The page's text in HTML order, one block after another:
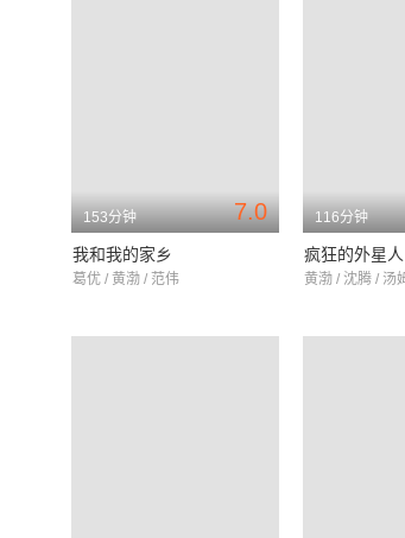
7.0
153分钟
我和我的家乡
葛优 / 黄渤 / 范伟
116分钟
疯狂的外星人
黄渤 / 沈腾 / 汤